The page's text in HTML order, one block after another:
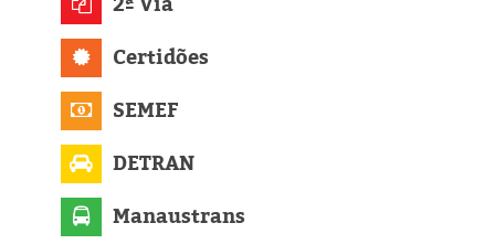
Certidões
SEMEF
DETRAN
Manaustrans